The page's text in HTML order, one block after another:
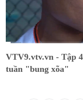
Time
VTV9.vtv.vn - Tập
tuần "bung xõa"